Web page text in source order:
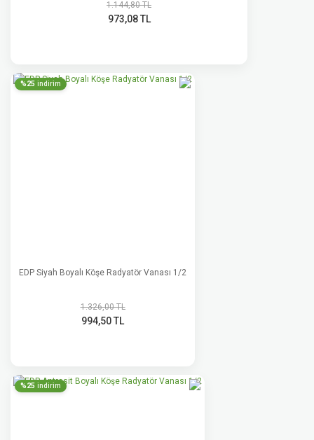
1.144,80 TL
973,08 TL
%25 indirim
EDP Siyah Boyalı Köşe Radyatör Vanası 1/2
1.326,00 TL
994,50 TL
%25 indirim